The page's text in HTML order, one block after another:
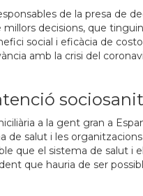
de la presa de
millors decisions, que
social i eficàcia de
amb la crisi del
a la gent gran a
salut i les
que el sistema de salut i
que hauria de ser